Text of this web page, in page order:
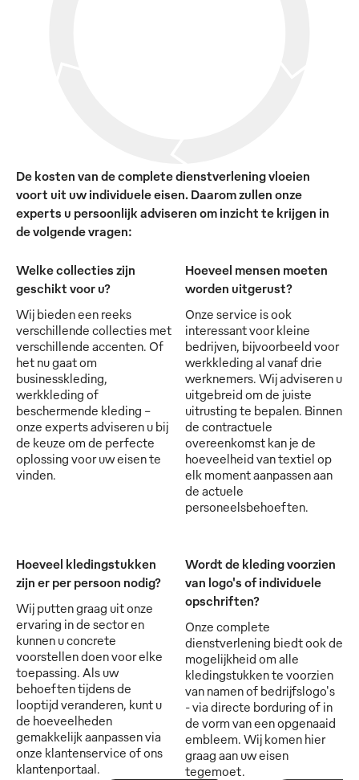
De kosten van de complete dienstverlening vloeien
voort uit uw individuele eisen. Daarom zullen onze
experts u persoonlijk adviseren om inzicht te krijgen in
de volgende vragen:
Welke collecties zijn
geschikt voor u?
Wij bieden een reeks
verschillende collecties met
verschillende accenten. Of
het nu gaat om
businesskleding,
werkkleding of
beschermende kleding -
onze experts adviseren u bij
de keuze om de perfecte
oplossing voor uw eisen te
vinden.
Hoeveel mensen moeten
worden uitgerust?
Onze service is ook
interessant voor kleine
bedrijven, bijvoorbeeld voor
werkkleding al vanaf drie
werknemers. Wij adviseren u
uitgebreid om de juiste
uitrusting te bepalen. Binnen
de contractuele
overeenkomst kan je de
hoeveelheid van textiel op
elk moment aanpassen aan
de actuele
personeelsbehoeften.
Hoeveel kledingstukken
zijn er per persoon nodig?
Wij putten graag uit onze
ervaring in de sector en
kunnen u concrete
voorstellen doen voor elke
toepassing. Als uw
behoeften tijdens de
looptijd veranderen, kunt u
de hoeveelheden
gemakkelijk aanpassen via
onze klantenservice of ons
klantenportaal.
Wordt de kleding voorzien
van logo's of individuele
opschriften?
Onze complete
dienstverlening biedt ook de
mogelijkheid om alle
kledingstukken te voorzien
van namen of bedrijfslogo's
- via directe borduring of in
de vorm van een opgenaaid
embleem. Wij komen hier
graag aan uw eisen
tegemoet.